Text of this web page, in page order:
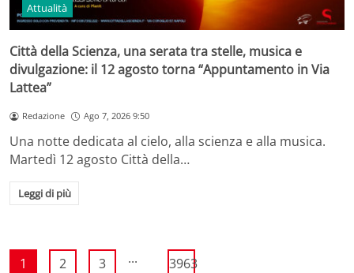
Attualità
Città della Scienza, una serata tra stelle, musica e
divulgazione: il 12 agosto torna “Appuntamento in Via
Lattea”
Redazione Ago 7, 2026 9:50
Una notte dedicata al cielo, alla scienza e alla musica.
Martedì 12 agosto Città della…
Leggi di più
1 2 3 ... 3963